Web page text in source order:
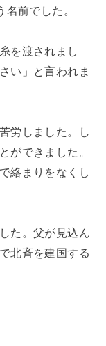
前でした。
を渡されまし
い」と言われま
労しました。し
ができました。
絡まりをなくし
た。父が見込ん
北斉を建国する